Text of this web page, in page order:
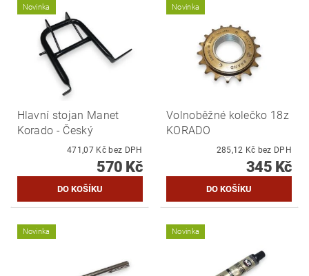
Novinka
Hlavní stojan Manet
Korado - Český
471,07 Kč bez DPH
570 Kč
Novinka
Volnoběžné kolečko 18z
KORADO
285,12 Kč bez DPH
345 Kč
Novinka Novinka